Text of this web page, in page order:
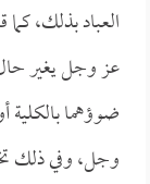
العباد بذلك،
عز وجل يغير
ضوؤهما
وجل، وفي ذلك